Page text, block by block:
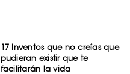
17 Inventos que no creías que
pudieran existir que te
facilitarán la vida